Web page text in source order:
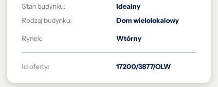
Stan budynku:
Idealny
Rodzaj budynku:
Dom wielolokalowy
Rynek: Wtórny
Id oferty: 17200/3877/OLW